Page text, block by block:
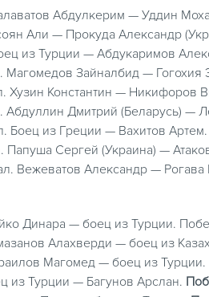
Абдулкерим — Уддин
Али — Прокуда Александр
из Турции — Абдукаримов
Магомедов Зайналбид — Гогохия
Хузин Константин — Никифоров
Абдуллин Дмитрий (Беларусь) —
Боец из Греции — Вахитов Артем.
Папуша Сергей (Украина) —
Вежеватов Александр —
Динара — боец из Турции.
Алахверди — боец из
Магомед — боец из Турции.
из Турции — Багунов Арслан.